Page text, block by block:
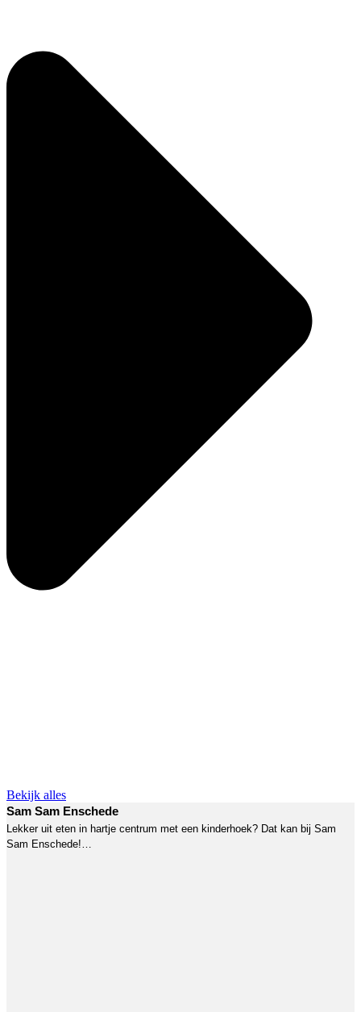
Bekijk alles
Sam Sam Enschede
Lekker uit eten in hartje centrum met een kinderhoek? Dat kan bij Sam
Sam Enschede!…